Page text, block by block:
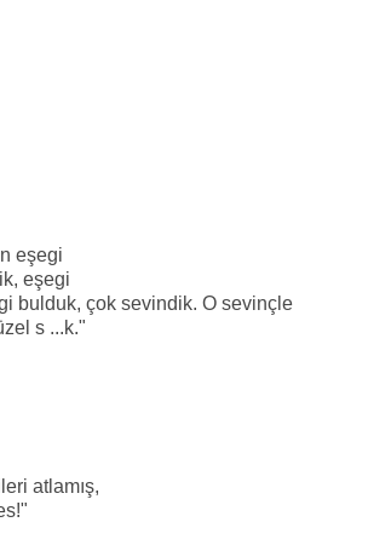
eşegi
eşegi
bulduk, çok sevindik. O sevinçle
s ...k."
atlamış,